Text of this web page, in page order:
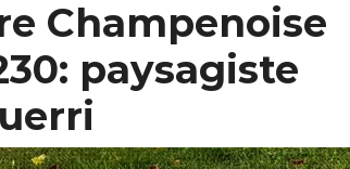
Champenoise
paysagiste